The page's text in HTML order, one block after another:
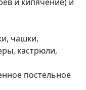
чашки,
кастрюли,
постельное